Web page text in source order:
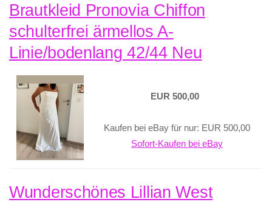
Brautkleid Pronovia Chiffon
schulterfrei ärmellos A-
Linie/bodenlang 42/44 Neu
EUR 500,00
Kaufen bei eBay für nur: EUR 500,00
Sofort-Kaufen bei eBay
Wunderschönes Lillian West